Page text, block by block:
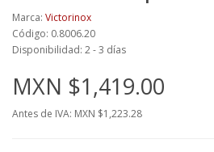
Marca: Victorinox
Código: 0.8006.20
Disponibilidad: 2 - 3 días
MXN $1,419.00
Antes de IVA: MXN $1,223.28